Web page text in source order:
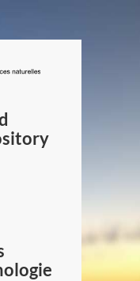
/
Canada